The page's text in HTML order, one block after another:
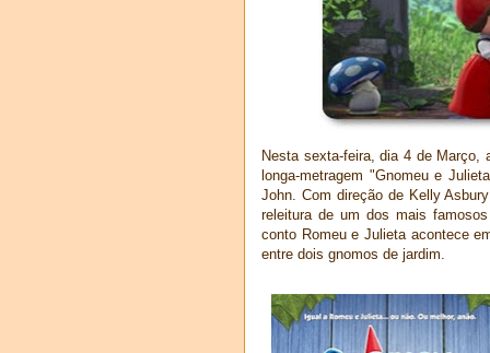
Nesta sexta-feira, dia 4 de
longa-metragem "Gnomeu e
John. Com direção de Kelly
releitura de um dos mais
conto Romeu e Julieta acontece
entre dois gnomos de jardim.